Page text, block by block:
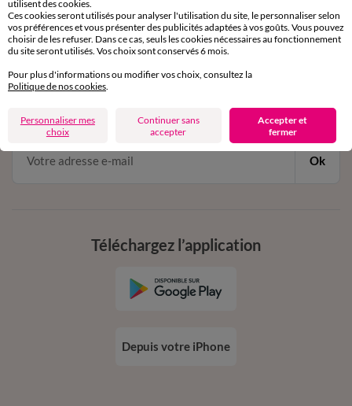
11€ Offerts
en vous inscrivant à la newsletter
conditions dans votre email de confirmation
Ok
Téléchargez l’application
Depuis votre iPhone
utilisent des cookies.
Ces cookies seront utilisés pour analyser l'utilisation du site, le personnaliser selon
vos préférences et vous présenter des publicités adaptées à vos goûts. Vous pouvez
choisir de les refuser. Dans ce cas, seuls les cookies nécessaires au fonctionnement
du site seront utilisés. Vos choix sont conservés 6 mois.
Pour plus d'informations ou modifier vos choix, consultez la
Politique de nos cookies.
Personnaliser mes
choix
Continuer sans
accepter
Accepter et
fermer